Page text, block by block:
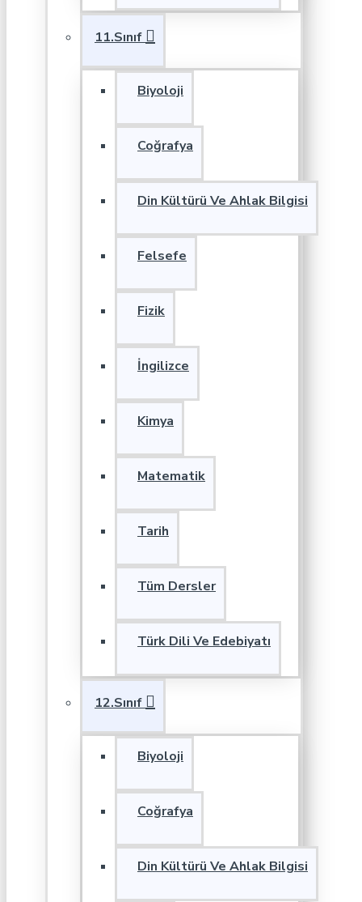
11.Sınıf
Biyoloji
Coğrafya
Din Kültürü Ve Ahlak Bilgisi
Felsefe
Fizik
İngilizce
Kimya
Matematik
Tarih
Tüm Dersler
Türk Dili Ve Edebiyatı
12.Sınıf
Biyoloji
Coğrafya
Din Kültürü Ve Ahlak Bilgisi